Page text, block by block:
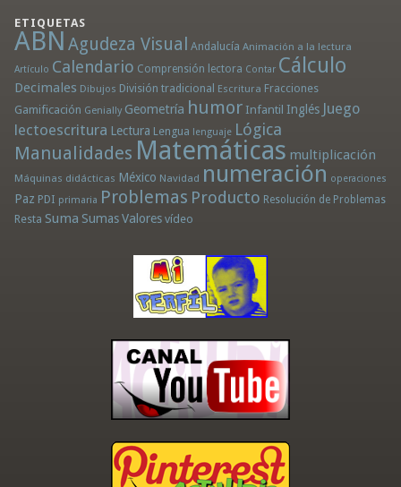
ETIQUETAS
ABN Agudeza Visual Andalucía Animación a la lectura
Artículo Calendario Comprensión lectora Contar Cálculo
Decimales Dibujos División tradicional Escritura Fracciones
Gamificación Genially Geometría humor Infantil Inglés Juego
lectoescritura Lectura Lengua lenguaje Lógica
Manualidades Matemáticas multiplicación
Máquinas didácticas México Navidad numeración operaciones
Paz PDI primaria Problemas Producto Resolución de Problemas
Resta Suma Sumas Valores vídeo